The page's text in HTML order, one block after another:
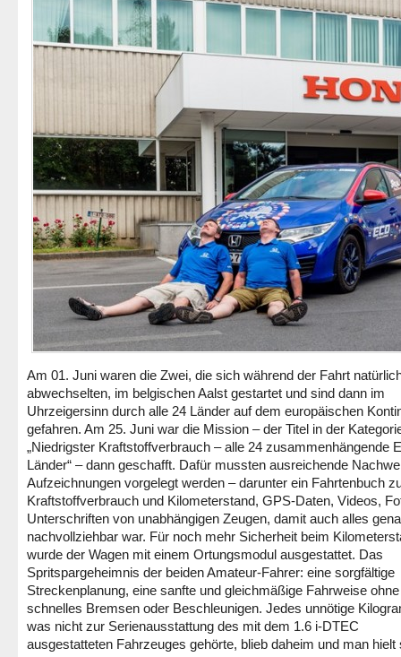
Am 01. Juni waren die Zwei, die sich während der Fahrt
abwechselten, im belgischen Aalst gestartet und sind dann im
Uhrzeigersinn durch alle 24 Länder auf dem europäischen
gefahren. Am 25. Juni war die Mission – der Titel in der
„Niedrigster Kraftstoffverbrauch – alle 24 zusammenhängende
Länder“ – dann geschafft. Dafür mussten ausreichende
Aufzeichnungen vorgelegt werden – darunter ein Fahrtenbuch
Kraftstoffverbrauch und Kilometerstand, GPS-Daten, Videos,
Unterschriften von unabhängigen Zeugen, damit auch alles
nachvollziehbar war. Für noch mehr Sicherheit beim
wurde der Wagen mit einem Ortungsmodul ausgestattet. Das
Spritspargeheimnis der beiden Amateur-Fahrer: eine sorgfältige
Streckenplanung, eine sanfte und gleichmäßige Fahrweise ohne
schnelles Bremsen oder Beschleunigen. Jedes unnötige
was nicht zur Serienausstattung des mit dem 1.6 i-DTEC
ausgestatteten Fahrzeuges gehörte, blieb daheim und man hielt